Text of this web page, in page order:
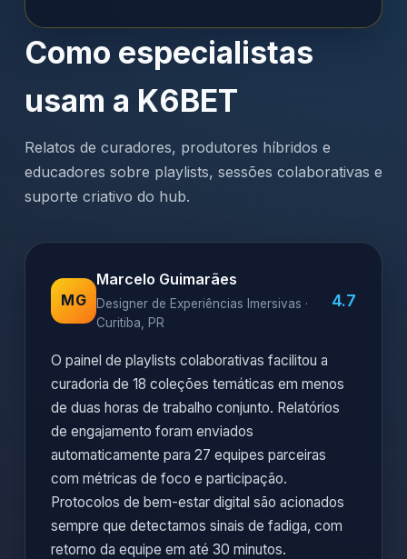
Como especialistas
usam a K6BET
Relatos de curadores, produtores híbridos e
educadores sobre playlists, sessões colaborativas e
suporte criativo do hub.
MG
Marcelo Guimarães
Designer de Experiências Imersivas ·
Curitiba, PR
4.7
O painel de playlists colaborativas facilitou a
curadoria de 18 coleções temáticas em menos
de duas horas de trabalho conjunto. Relatórios
de engajamento foram enviados
automaticamente para 27 equipes parceiras
com métricas de foco e participação.
Protocolos de bem-estar digital são acionados
sempre que detectamos sinais de fadiga, com
retorno da equipe em até 30 minutos.